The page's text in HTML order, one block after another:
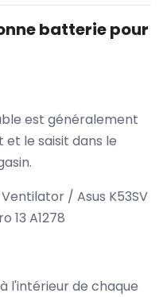
batterie pour
est généralement
et le saisit dans le
/ Asus K53SV
13 A1278
l'intérieur de chaque